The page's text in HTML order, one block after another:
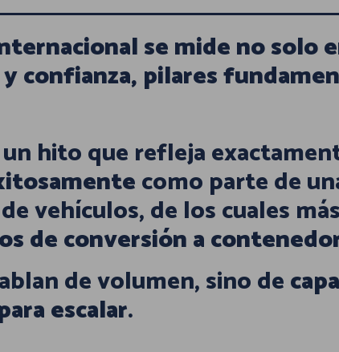
se mide no solo
confianza, pilares
hito que refleja
como parte de
vehículos, de los cuales
de conversión a
de volumen, sino de
escalar.